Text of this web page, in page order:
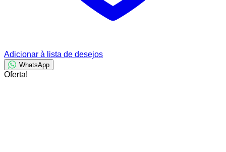
Adicionar à lista de desejos
WhatsApp
Oferta!